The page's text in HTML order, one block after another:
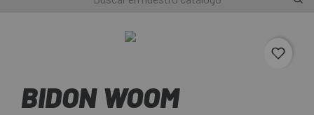
BIDON WOOM